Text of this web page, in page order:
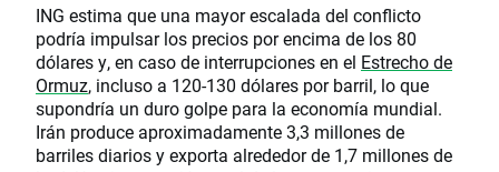
ING estima que una mayor escalada del conflicto
podría impulsar los precios por encima de los 80
dólares y, en caso de interrupciones en el Estrecho de
Ormuz, incluso a 120-130 dólares por barril, lo que
supondría un duro golpe para la economía mundial.
Irán produce aproximadamente 3,3 millones de
barriles diarios y exporta alrededor de 1,7 millones de